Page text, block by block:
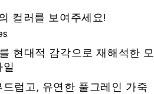
컬러를 보여주세요!
현대적 감각으로 재해석한 모
일
드럽고, 유연한 풀그레인 가죽